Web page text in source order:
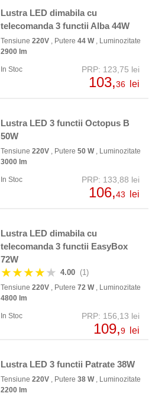
Lustra LED dimabila cu
telecomanda 3 functii Alba 44W
Tensiune 220V , Putere 44 W, Luminozitate
2900 lm
In Stoc PRP: 123,75 lei
103,36 lei
Lustra LED 3 functii Octopus B
50W
Tensiune 220V , Putere 50 W, Luminozitate
3000 lm
In Stoc PRP: 133,88 lei
106,43 lei
Lustra LED dimabila cu
telecomanda 3 functii EasyBox
72W
★★★★★ 4.00 (1)
Tensiune 220V , Putere 72 W, Luminozitate
4800 lm
In Stoc PRP: 156,13 lei
109,9 lei
Lustra LED 3 functii Patrate 38W
Tensiune 220V , Putere 38 W, Luminozitate
2200 lm